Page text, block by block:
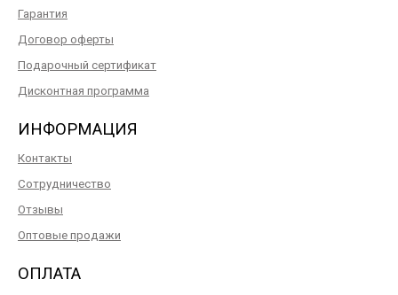
Гарантия
Договор оферты
Подарочный сертификат
Дисконтная программа
ИНФОРМАЦИЯ
Контакты
Сотрудничество
Отзывы
Оптовые продажи
ОПЛАТА